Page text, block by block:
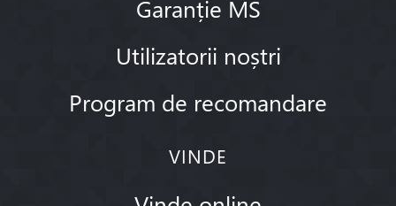
Garanție MS
Utilizatorii noștri
Program de recomandare
VINDE